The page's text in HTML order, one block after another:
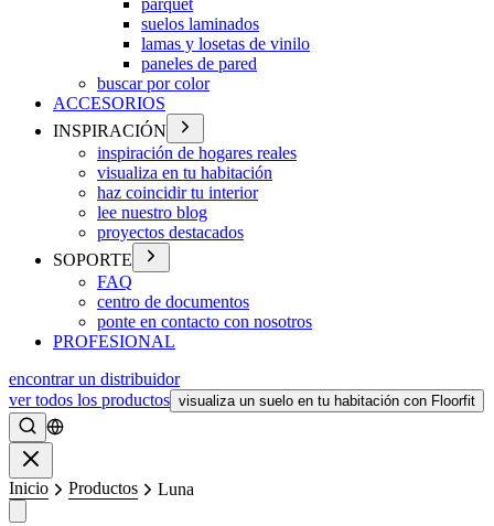
parquet
suelos laminados
lamas y losetas de vinilo
paneles de pared
buscar por color
ACCESORIOS
INSPIRACIÓN
inspiración de hogares reales
visualiza en tu habitación
haz coincidir tu interior
lee nuestro blog
proyectos destacados
SOPORTE
FAQ
centro de documentos
ponte en contacto con nosotros
PROFESIONAL
encontrar un distribuidor
ver todos los productos visualiza un suelo en tu habitación con Floorfit
Buscar
Inicio Productos Luna